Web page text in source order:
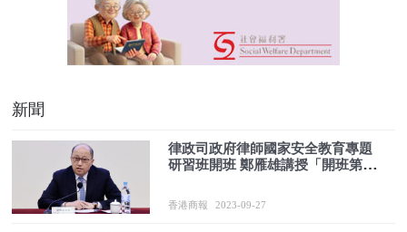
新聞
律政司政府律師國家安全教育專題
研習班開班 鄭雁雄講授「開班第一
香港商報 2023-09-27